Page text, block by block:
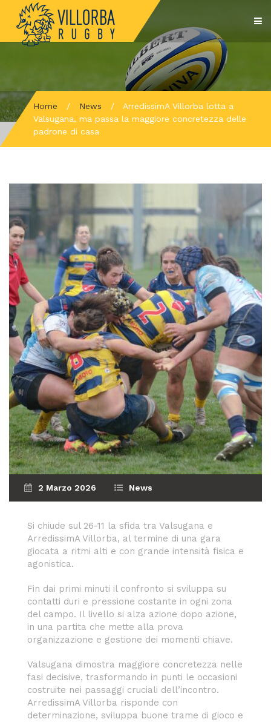
Home / News /
ArredissimA Villorba lotta a
Valsugana, ma passa la maggiore concretezza delle
padrone di casa
2 Marzo 2026 News
Si chiude sul 26-11 la sfida tra Valsugana e
ArredissimA Villorba, al termine di una gara
giocata a ritmi alti e con grande intensità fisica e
agonistica.
Fin dai primi minuti il confronto si sviluppa su
contatti duri e pressione costante in ogni zona
del campo. Il livello si alza azione dopo azione,
in una partita che mette alla prova
organizzazione e gestione dei momenti chiave.
Valsugana dimostra maggiore concretezza nelle
fasi decisive, trasformando in punti le occasioni
costruite nei passaggi cruciali dell’incontro.
ArredissimA Villorba risponde con
determinazione, sviluppa buone trame di gioco e